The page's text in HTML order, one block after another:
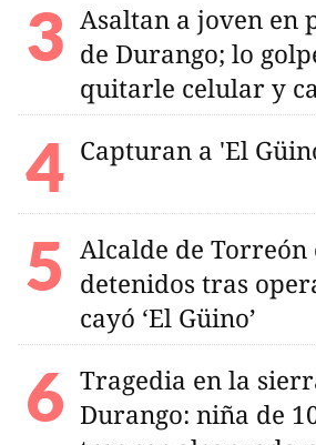
Asaltan a joven en
de Durango; lo
quitarle celular y
Capturan a 'El
Alcalde de
detenidos tras
cayó ‘El Güino’
Tragedia en la
Durango: niña de